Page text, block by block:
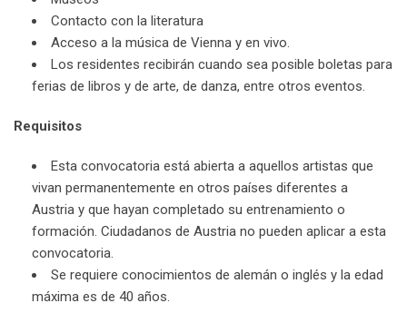
Contacto con la literatura
Acceso a la música de Vienna y en vivo.
Los residentes recibirán cuando sea posible boletas para
ferias de libros y de arte, de danza, entre otros eventos.
Requisitos
Esta convocatoria está abierta a aquellos artistas que
vivan permanentemente en otros países diferentes a
Austria y que hayan completado su entrenamiento o
formación. Ciudadanos de Austria no pueden aplicar a esta
convocatoria.
Se requiere conocimientos de alemán o inglés y la edad
máxima es de 40 años.